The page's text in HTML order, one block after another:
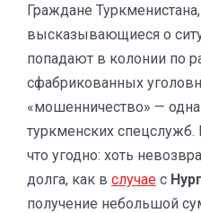
Граждане
высказывающиеся о
попадают в колонии по
сфабрикованных
«мошенничество» —
туркменских
что угодно: хоть
долга, как в случае с
получение небольшой